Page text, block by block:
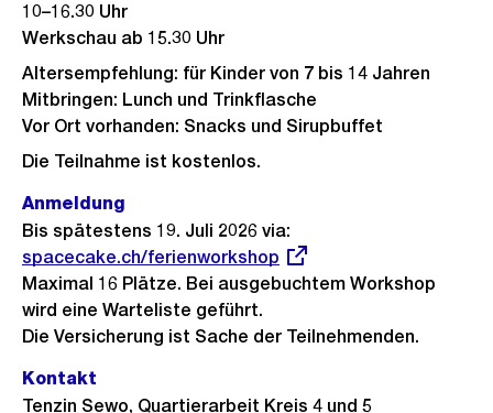
10–16.30 Uhr
Werkschau ab 15.30 Uhr
Altersempfehlung: für Kinder von 7 bis 14 Jahren
Mitbringen: Lunch und Trinkflasche
Vor Ort vorhanden: Snacks und Sirupbuffet
Die Teilnahme ist kostenlos.
Anmeldung
Bis spätestens 19. Juli 2026 via:
Link:
spacecake.ch/ferienworkshop
Maximal 16 Plätze. Bei ausgebuchtem Workshop
wird eine Warteliste geführt.
Die Versicherung ist Sache der Teilnehmenden.
Kontakt
Tenzin Sewo, Quartierarbeit Kreis 4 und 5